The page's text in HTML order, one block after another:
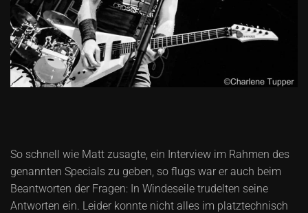
So schnell wie Matt zusagte, ein Interview im Rahmen des
genannten Specials zu geben, so flugs war er auch beim
Beantworten der Fragen: In Windeseile trudelten seine
Antworten ein. Leider konnte nicht alles im platztechnisch